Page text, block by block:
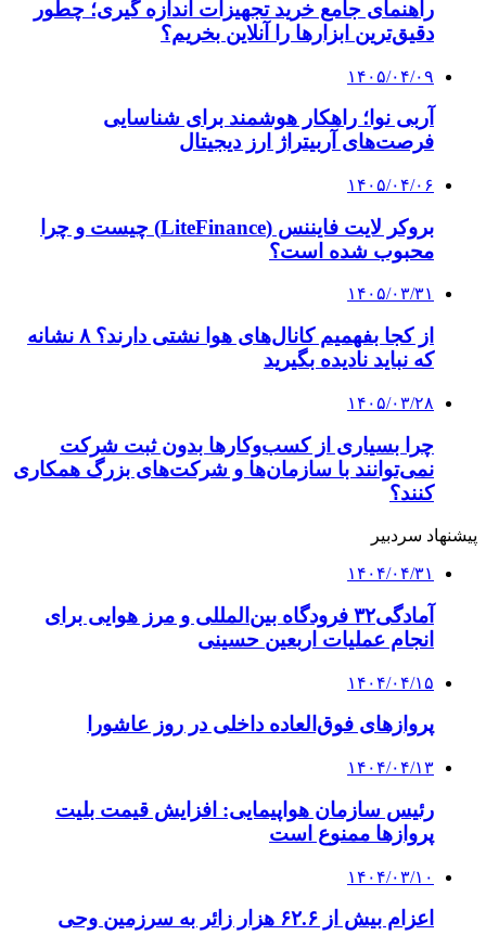
راهنمای جامع خرید تجهیزات اندازه گیری؛ چطور
دقیق‌ترین ابزارها را آنلاین بخریم؟
۱۴۰۵/۰۴/۰۹
آربی نوا؛ راهکار هوشمند برای شناسایی
فرصت‌های آربیتراژ ارز دیجیتال
۱۴۰۵/۰۴/۰۶
بروکر لایت فایننس (LiteFinance) چیست و چرا
محبوب شده است؟
۱۴۰۵/۰۳/۳۱
از کجا بفهمیم کانال‌های هوا نشتی دارند؟ ۸ نشانه
که نباید نادیده بگیرید
۱۴۰۵/۰۳/۲۸
چرا بسیاری از کسب‌وکارها بدون ثبت شرکت
نمی‌توانند با سازمان‌ها و شرکت‌های بزرگ همکاری
کنند؟
پیشنهاد سردبیر
۱۴۰۴/۰۴/۳۱
آمادگی۳۲ فرودگاه بین‌المللی و مرز هوایی برای
انجام عملیات اربعین حسینی
۱۴۰۴/۰۴/۱۵
پروازهای فوق‌العاده داخلی در روز عاشورا
۱۴۰۴/۰۴/۱۳
رئیس سازمان هواپیمایی: افزایش قیمت بلیت
پروازها ممنوع است
۱۴۰۴/۰۳/۱۰
اعزام بیش از ۶۲.۶ هزار زائر به سرزمین وحی